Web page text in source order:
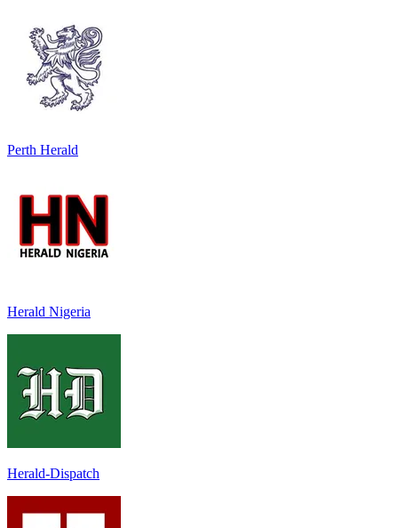
Perth Herald
Herald Nigeria
Herald-Dispatch